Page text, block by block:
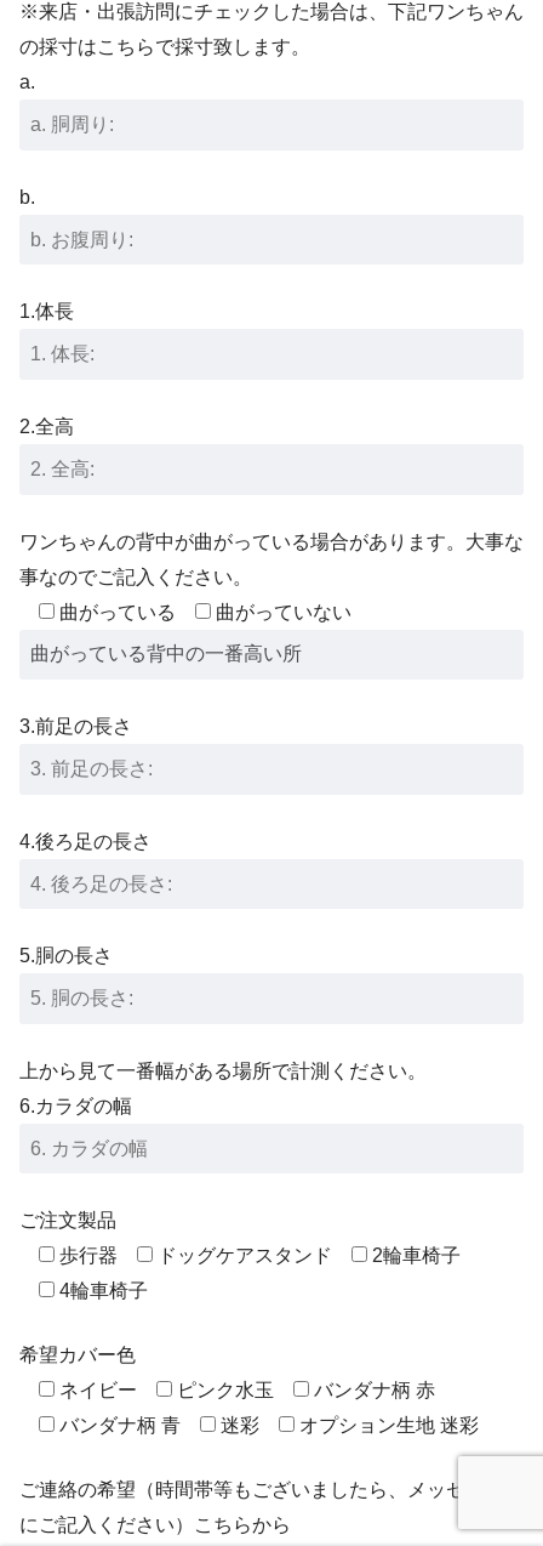
※来店・出張訪問にチェックした場合は、下記ワンちゃん
の採寸はこちらで採寸致します。
a.
b.
1.体長
2.全高
ワンちゃんの背中が曲がっている場合があります。大事な
事なのでご記入ください。
曲がっている
曲がっていない
3.前足の長さ
4.後ろ足の長さ
5.胴の長さ
上から見て一番幅がある場所で計測ください。
6.カラダの幅
ご注文製品
歩行器
ドッグケアスタンド
2輪車椅子
4輪車椅子
希望カバー色
ネイビー
ピンク水玉
バンダナ柄 赤
バンダナ柄 青
迷彩 オプション生地 迷彩
ご連絡の希望（時間帯等もございましたら、メッセージ欄
にご記入ください）こちらから